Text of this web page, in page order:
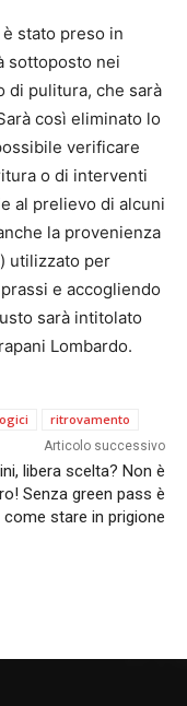
stato preso in
sottoposto nei
di pulitura, che sarà
così eliminato lo
verificare
o di interventi
al prelievo di alcuni
la provenienza
utilizzato per
e accogliendo
sarà intitolato
Lombardo.
ritrovamento
Articolo successivo
libera scelta? Non è
Senza green pass è
come stare in prigione